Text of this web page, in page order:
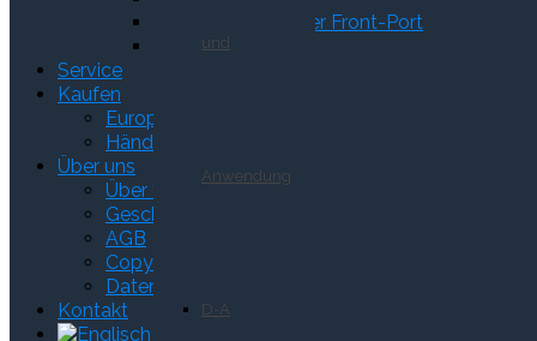
und
Anwendung
D-A
Kundenspezifischer Front-Port
SF100
Service
Kaufen
Europe
Händler in Deutschland
Über uns
Über Uns
Geschichte der Firma
AGB
Copyright Information
Datenschutzerklärung
Kontakt